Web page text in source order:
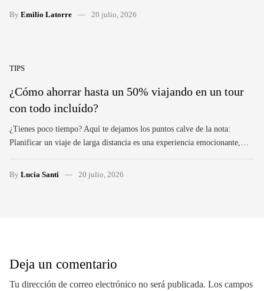
By Emilio Latorre 20 julio, 2026
TIPS
¿Cómo ahorrar hasta un 50% viajando en un tour
con todo incluído?
¿Tienes poco tiempo? Aquí te dejamos los puntos calve de la nota:
Planificar un viaje de larga distancia es una experiencia emocionante,…
By Lucia Santi 20 julio, 2026
Deja un comentario
Tu dirección de correo electrónico no será publicada. Los campos